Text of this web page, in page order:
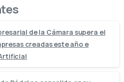
de la Cámara supera el
creadas este año e